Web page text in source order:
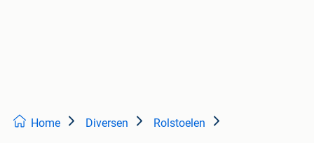
Home Diversen Rolstoelen